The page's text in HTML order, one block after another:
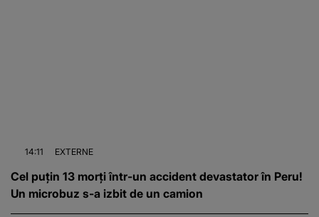
14:11 EXTERNE
Cel puțin 13 morți într-un accident devastator în Peru!
Un microbuz s-a izbit de un camion